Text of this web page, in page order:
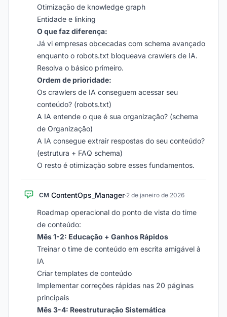
Otimização de knowledge graph
Entidade e linking
O que faz diferença:
Já vi empresas obcecadas com schema avançado
enquanto o robots.txt bloqueava crawlers de IA.
Resolva o básico primeiro.
Ordem de prioridade:
Os crawlers de IA conseguem acessar seu
conteúdo? (robots.txt)
A IA entende o que é sua organização? (schema
de Organização)
A IA consegue extrair respostas do seu conteúdo?
(estrutura + FAQ schema)
O resto é otimização sobre esses fundamentos.
CM ContentOps_Manager·2 de janeiro de 2026
Roadmap operacional do ponto de vista do time
de conteúdo:
Mês 1-2: Educação + Ganhos Rápidos
Treinar o time de conteúdo em escrita amigável à
IA
Criar templates de conteúdo
Implementar correções rápidas nas 20 páginas
principais
Mês 3-4: Reestruturação Sistemática